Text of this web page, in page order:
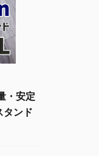
・安定
タンド